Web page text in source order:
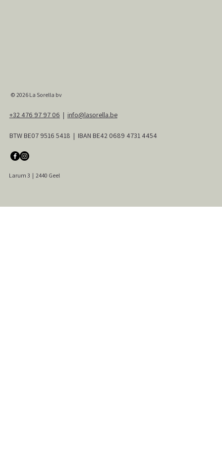
© 2026 La Sorella bv
Larum 3 | 2440 Geel
+32 476 97 97 06 | info@lasorella.be
BTW BE07 9516 5418 | IBAN BE42 0689 4731 4454